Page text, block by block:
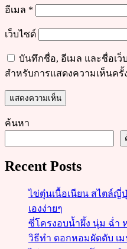
อีเมล *
เว็บไซต์
บันทึกชื่อ, อีเมล และชื่อเว็
สำหรับการแสดงความเห็นครั้
ค้นหา
Recent Posts
ไข่ตุ๋นเนื้อเนียน สไตล์ญี่
เองง่ายๆ
ซี่โครงอบน้ำผึ้ง นุ่ม ฉ่ำ
วิธีทำ ดอกหอมผัดตับ เ